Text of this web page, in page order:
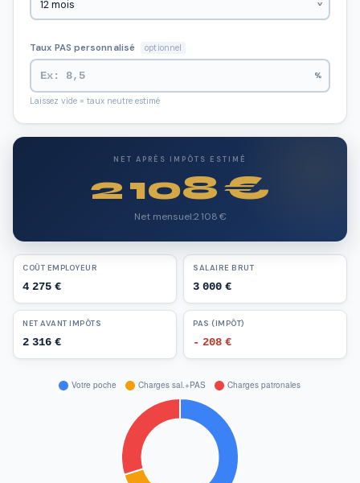
Taux PAS personnalisé optionnel
%
Laissez vide = taux neutre estimé
NET APRÈS IMPÔTS ESTIMÉ
2 108 €
Net mensuel:2 108 €
COÛT EMPLOYEUR
4 275 €
SALAIRE BRUT
3 000 €
NET AVANT IMPÔTS
2 316 €
PAS (IMPÔT)
- 208 €